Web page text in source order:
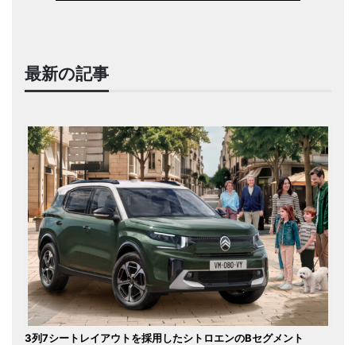
最新の記事
3列7シートレイアウトを採用したシトロエンのBセグメント